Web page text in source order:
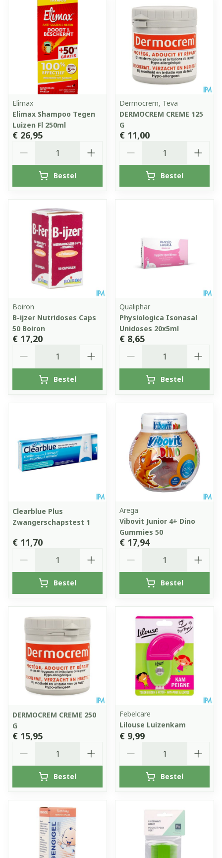
Elimax
Elimax Shampoo Tegen
Luizen Fl 250ml
€ 26,95
Bestel
Dermocrem, Teva
DERMOCREM CREME 125
G
€ 11,00
Bestel
Boiron
B-ijzer Nutridoses Caps
50 Boiron
€ 17,20
Bestel
Qualiphar
Physiologica Isonasal
Unidoses 20x5ml
€ 8,65
Bestel
Clearblue Plus
Zwangerschapstest 1
€ 11,70
Bestel
Arega
Vibovit Junior 4+ Dino
Gummies 50
€ 17,94
Bestel
DERMOCREM CREME 250
G
€ 15,95
Bestel
Febelcare
Lilouse Luizenkam
€ 9,99
Bestel